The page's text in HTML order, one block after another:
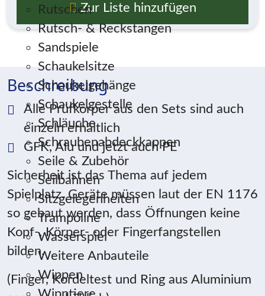
Rutschen
Rutsch- & Reckstangen
Sandspiele
Schaukelsitze
Schaukelgehänge
Schaukelgestelle
Schläuche
Schraubenabdeckkappen
Seile & Zubehör
Seilbahnen
Sitzgelegenheiten
Trampoline
Wasserspiel
Weitere Anbauteile
Wippen
Zur Liste hinzufügen
Beschreibung
Alle Prüfkörper aus den Sets sind auch
einzeln erhältlich
GFK, Alu und jetzt auch PE
Sicherheit ist das Thema auf jedem
Spielplatz. Geräte müssen laut der EN 1176
so gebaut werden, dass Öffnungen keine
Kopf-, Körper- oder Fingerfangstellen
bilden.
(Finger, Kordeltest und Ring aus Aluminium